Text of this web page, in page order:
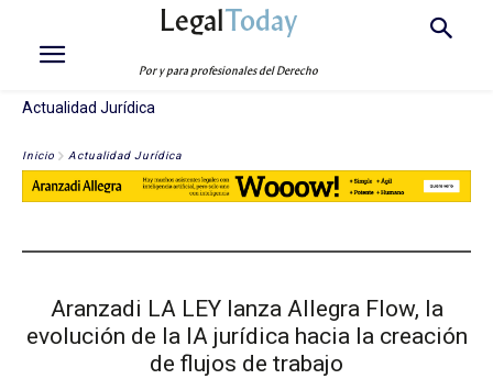
LegalToday
Por y para profesionales del Derecho
Actualidad Jurídica
Inicio Actualidad Jurídica
Aranzadi LA LEY lanza Allegra Flow, la
evolución de la IA jurídica hacia la creación
de flujos de trabajo